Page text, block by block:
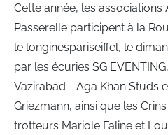
Cette année, les associations
Passerelle participent à la
le longinespariseiffel, le
par les écuries SG
Vazirabad - Aga Khan Studs
Griezmann, ainsi que les
trotteurs Mariole Faline et